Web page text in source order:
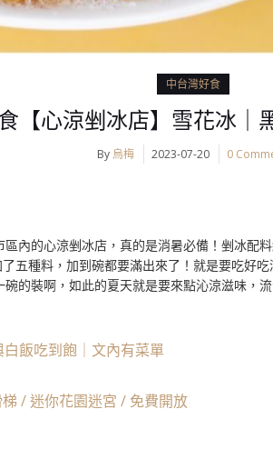
中台灣好食
【心涼剉冰店】雪花冰｜
By 烏梅 2023-07-20 0
內的心涼剉冰店，真的是消暑必備！剉冰配
五種料，加到碗都要滿出來了！就是要吃好
的裝啊，如此的夏天就是要來點沁涼滋味，
飯吃到飽｜文內有菜單
/ 迷你花園迷宮 / 免費開放